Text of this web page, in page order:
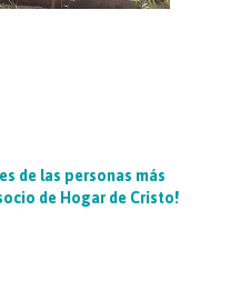
de las personas más
de Hogar de Cristo!